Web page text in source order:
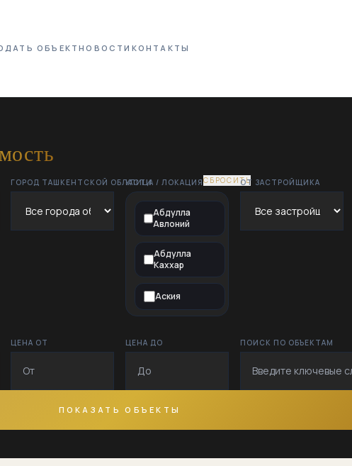
ОБЪЕКТНОВОСТИ КОНТАКТЫ
ГОРОД ТАШКЕНТСКОЙ ОБЛАСТИУЛИЦА / ЛОКАЦИЯСБРОСИТЬ
Абдулла
Авлоний
Абдулла
Каххар
Аския
Бобур
Богсарой
ОТ ЗАСТРОЙЩИКА
ЦЕНА ОТ ЦЕНА ДО ПОИСК ПО ОБЪЕКТАМ
ПОКАЗАТЬ ОБЪЕКТЫ